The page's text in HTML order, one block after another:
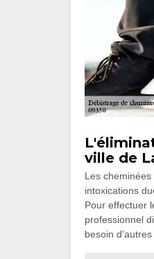
ville de
Les
intoxications
Pour effectuer
professionnel
besoin